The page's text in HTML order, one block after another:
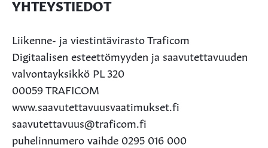
YHTEYSTIEDOT
Liikenne- ja viestintävirasto Traficom
Digitaalisen esteettömyyden ja saavutettavuuden
valvontayksikkö PL 320
00059 TRAFICOM
www.saavutettavuusvaatimukset.fi
saavutettavuus@traficom.fi
puhelinnumero vaihde 0295 016 000